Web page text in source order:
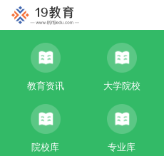
教育资讯 大学院校
院校库 专业库